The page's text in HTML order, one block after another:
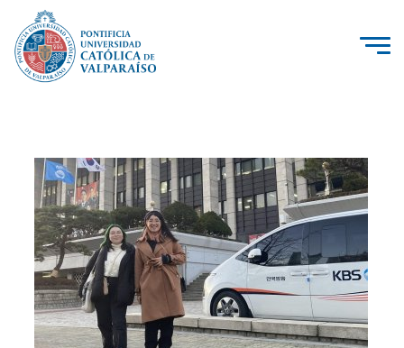
PUCV Internacional
Vinculación con el Medio
Admisión
Pregrado